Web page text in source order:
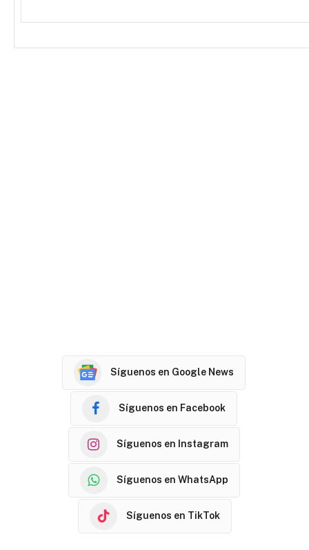
Síguenos en Google News
Síguenos en Facebook
Síguenos en Instagram
Síguenos en WhatsApp
Síguenos en TikTok